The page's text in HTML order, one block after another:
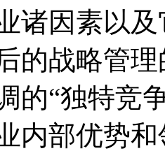
诸因素以
的战略管
的“独特竞
内部优势